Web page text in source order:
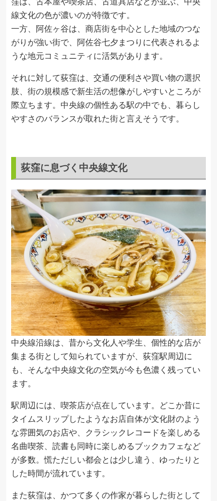
線文化の色が濃いのが特徴です。
一方、阿佐ヶ谷は、商店街を中心とした地域のつな
がりが強い街で、阿佐谷七夕まつりに代表されるよ
うな地元コミュニティに活気があります。
それに対して荻窪は、交通の便利さや買い物の選択
肢、街の規模感で新生活の想像がしやすいところが
際立ちます。中央線の個性ある駅の中でも、暮らし
やすさのバランスが取れた街と言えそうです。
荻窪に息づく中央線文化
中央線沿線は、昔から文化人や学生、個性的な店が
集まる街として知られていますが、荻窪駅周辺に
も、そんな中央線文化の空気が今も色濃く残ってい
ます。
駅周辺には、喫茶店が点在しています。どこか昔に
タイムスリップしたようなお店自体が文化財のよう
な雰囲気のお店や、クラシックレコードを楽しめる
名曲喫茶、読書も同時に楽しめるブックカフェなど
が多数。慌ただしい都会とは少し違う、ゆったりと
した時間が流れています。
また荻窪は、かつて多くの作家が暮らした街として